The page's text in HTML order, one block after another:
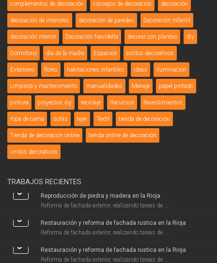
complementos de decoración consejos de decoración decoración
decoración de interiores decoración de paredes Decoración Infantil
decoración interior Decoración Navideña decorar con plantas diy
Dormitorio día de la madre Espacios estilos decorativos
Exteriores flores habitaciones infantiles ideas Iluminación
Limpieza y mantenimiento manualidades Menaje papel pintado
pintura proyectos diy reciclaje Recursos Revestimientos
ropa de cama sofás tejer Textil tienda de decoración
Tienda de decoración online tienda online de decoración
vinilos decorativos
TRABAJOS RECIENTES
Reproducción de piedra y madera en la Rioja
Reforma de fachada exterior, realizando tareas de ...
Restauración y reforma de fachada rustica en la Rioja
Reforma de fachada exterior, realizando tareas de ...
Restauración y reforma de fachada rustica en la Rioja
Reforma de fachada exterior, realizando tareas de ...